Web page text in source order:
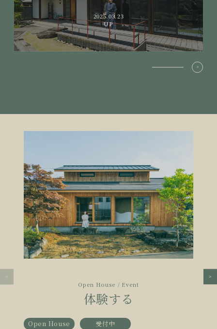
2025.03.23
UP
Open House / Event
体験する
Open House 受付中